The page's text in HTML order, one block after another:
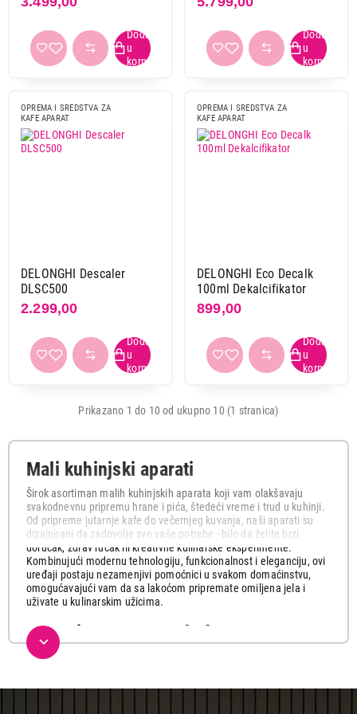
OPREMA I SREDSTVA ZA
KAFE APARAT
DELONGHI Descaler
DLSC500
2.299,00
OPREMA I SREDSTVA ZA
KAFE APARAT
DELONGHI Eco Decalk
100ml Dekalcifikator
899,00
Prikazano 1 do 10 od ukupno 10 (1 stranica)
Mali kuhinjski aparati
Širok asortiman malih kuhinjskih aparata koji vam olakšavaju
svakodnevnu pripremu hrane i pića, štedeći vreme i trud u kuhinji.
Od pripreme jutarnje kafe do večernjeg kuvanja, naši aparati su
dizajnirani da zadovolje sve vaše potrebe - bilo da želite brzi
doručak, zdrav ručak ili kreativne kulinarske eksperimente.
Kombinujući modernu tehnologiju, funkcionalnost i eleganciju, ovi
uređaji postaju nezamenjivi pomoćnici u svakom domaćinstvu,
omogućavajući vam da sa lakoćom pripremate omiljena jela i
uživate u kulinarskim užicima.
Aparati za espresso kafu
Profesionalni aparati za espresso kafu koji vam omogućavaju
Ukupno u korpi:
Nastavi kupovinu
Završi kupovinu